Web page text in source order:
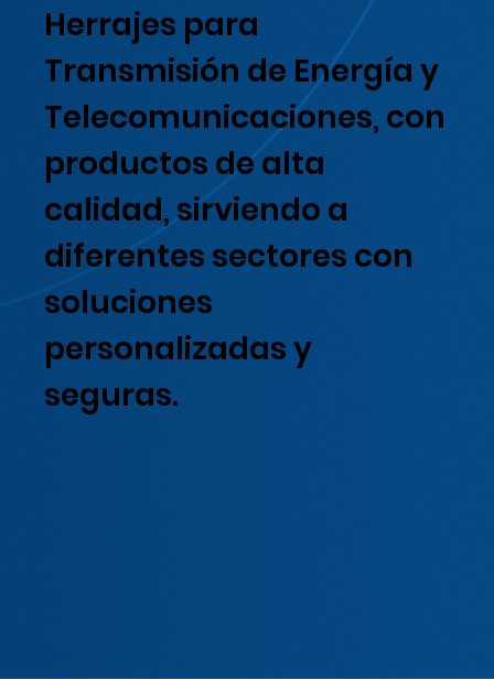
Herrajes para
Transmisión de Energía y
Telecomunicaciones, con
productos de alta
calidad, sirviendo a
diferentes sectores con
soluciones
personalizadas y
seguras.